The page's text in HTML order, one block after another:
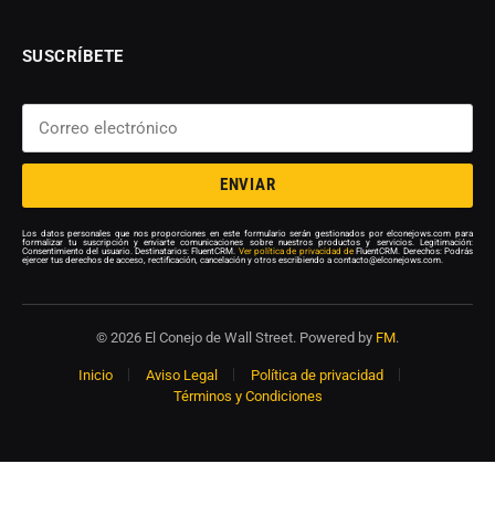
SUSCRÍBETE
ENVIAR
Los datos personales que nos proporciones en este formulario serán gestionados por elconejows.com para
formalizar tu suscripción y enviarte comunicaciones sobre nuestros productos y servicios. Legitimación:
Consentimiento del usuario. Destinatarios: FluentCRM.
Ver política de privacidad de FluentCRM. Derechos: Podrás
ejercer tus derechos de acceso, rectificación, cancelación y otros escribiendo a contacto@elconejows.com.
© 2026 El Conejo de Wall Street. Powered by FM.
Inicio Aviso Legal
Política de privacidad
Términos y Condiciones